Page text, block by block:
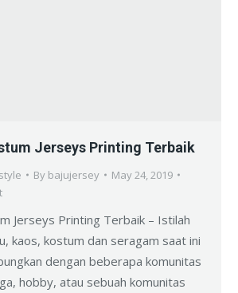
Jerseys Printing Terbaik
By bajujersey
May 24, 2019
Jerseys Printing Terbaik – Istilah
kaos, kostum dan seragam saat ini
dengan beberapa komunitas
hobby, atau sebuah komunitas